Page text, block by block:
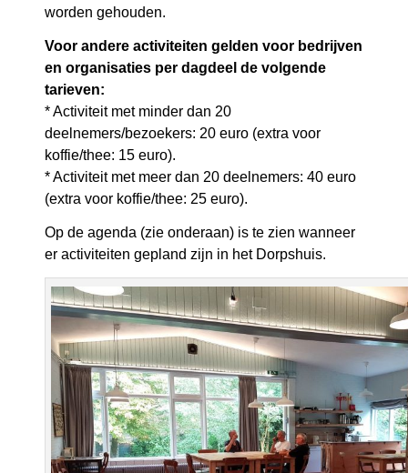
worden gehouden.
Voor andere activiteiten gelden voor bedrijven
en organisaties per dagdeel de volgende
tarieven:
* Activiteit met minder dan 20
deelnemers/bezoekers: 20 euro (extra voor
koffie/thee: 15 euro).
* Activiteit met meer dan 20 deelnemers: 40 euro
(extra voor koffie/thee: 25 euro).
Op de agenda (zie onderaan) is te zien wanneer
er activiteiten gepland zijn in het Dorpshuis.